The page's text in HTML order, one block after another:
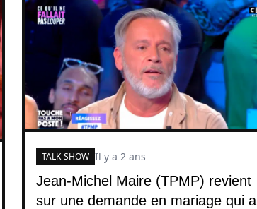
Jean-Michel Maire (TPMP) revient
sur une demande en mariage qui a
TALK-SHOW Il y a 2 ans